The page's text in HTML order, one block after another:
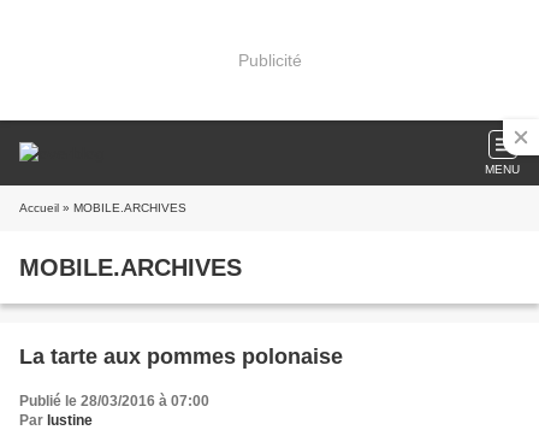
Publicité
MENU
Accueil » MOBILE.ARCHIVES
MOBILE.ARCHIVES
La tarte aux pommes polonaise
Publié le 28/03/2016 à 07:00
Par lustine